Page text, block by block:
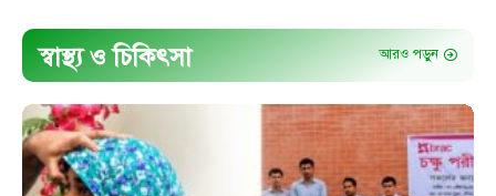
স্বাস্থ্য ও চিকিৎসা আরও পড়ুন